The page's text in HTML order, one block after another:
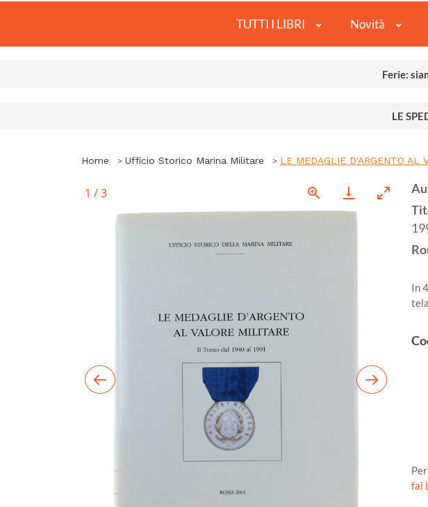
TUTTI I LIBRI Novità
Ferie:
LE
Home Ufficio Storico Marina Militare LE MEDAGLIE D'ARGENTO
1 /3
In
fai